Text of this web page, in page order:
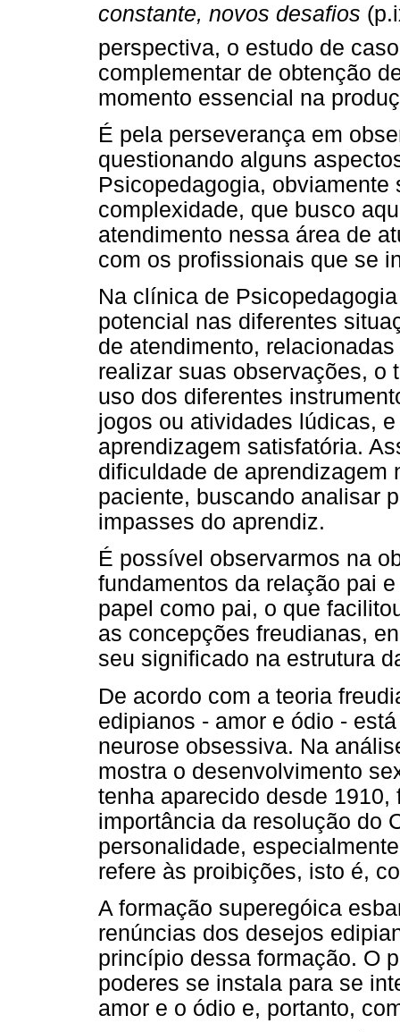
constante, novos desafios
perspectiva, o estudo de
complementar de obtenção
momento essencial na
É pela perseverança em
questionando alguns
Psicopedagogia,
complexidade, que busco
atendimento nessa área de
com os profissionais que se
Na clínica de
potencial nas diferentes
de atendimento,
realizar suas observações, o
uso dos diferentes
jogos ou atividades lúdicas,
aprendizagem satisfatória.
dificuldade de aprendizagem
paciente, buscando analisar
impasses do aprendiz.
É possível observarmos na
fundamentos da relação pai
papel como pai, o que
as concepções freudianas,
seu significado na estrutura
De acordo com a teoria
edipianos - amor e ódio -
neurose obsessiva. Na
mostra o desenvolvimento
tenha aparecido desde
importância da resolução do
personalidade,
refere às proibições, isto é,
A formação superegóica
renúncias dos desejos
princípio dessa formação. O
poderes se instala para se
amor e o ódio e, portanto,